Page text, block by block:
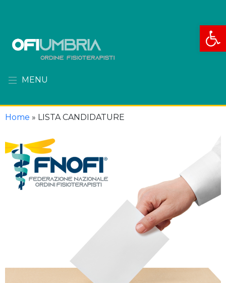
Apri
MENU
Home » LISTA CANDIDATURE